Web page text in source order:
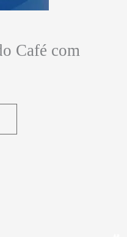
Café com